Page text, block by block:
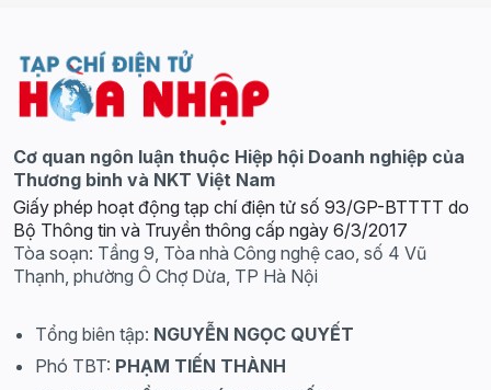
Cơ quan ngôn luận thuộc Hiệp hội Doanh nghiệp của
Thương binh và NKT Việt Nam
Giấy phép hoạt động tạp chí điện tử số 93/GP-BTTTT do
Bộ Thông tin và Truyền thông cấp ngày 6/3/2017
Tòa soạn: Tầng 9, Tòa nhà Công nghệ cao, số 4 Vũ
Thạnh, phường Ô Chợ Dừa, TP Hà Nội
Tổng biên tập: NGUYỄN NGỌC QUYẾT
Phó TBT: PHẠM TIẾN THÀNH